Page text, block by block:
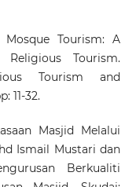
Mosque Tourism: A
Tourism.
Tourism and
11-32.
Masjid Melalui
Ismail Mustari dan
Berkualiti